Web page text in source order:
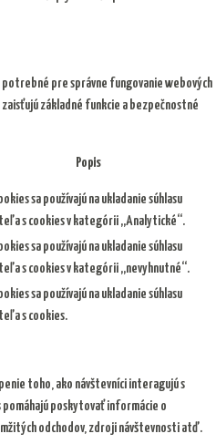
pre správne fungovanie webových
základné funkcie a bezpečnostné
Popis
sa používajú na ukladanie súhlasu
s cookies v kategórii „Analytické“.
sa používajú na ukladanie súhlasu
s cookies v kategórii „nevyhnutné“.
sa používajú na ukladanie súhlasu
s cookies.
toho, ako návštevníci interagujú s
poskytovať informácie o
odchodov, zdroji návštevnosti atď.